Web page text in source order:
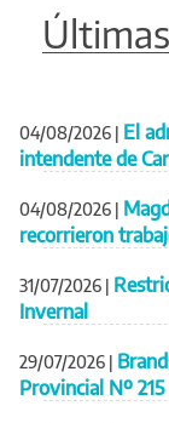
04/08/2026 | El
intendente de
04/08/2026 |
recorrieron
31/07/2026 |
Invernal
29/07/2026 |
Provincial Nº 215